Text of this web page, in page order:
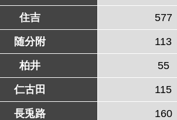
住吉 577
随分附 113
柏井 55
仁古田 115
長兎路 160